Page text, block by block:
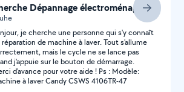
Dépannage électroménager
je cherche une personne qui s'y connaît
réparation de machine à laver. Tout s'allume
mais le cycle ne se lance pas
j'appuie sur le bouton de démarrage.
d'avance pour votre aide ! Ps : Modèle:
à laver Candy CSWS 4106TR-47